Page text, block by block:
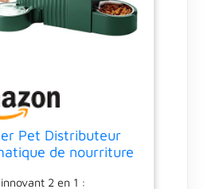
Pet Distributeur
de nourriture
2 en 1 grande
2 en 1 :